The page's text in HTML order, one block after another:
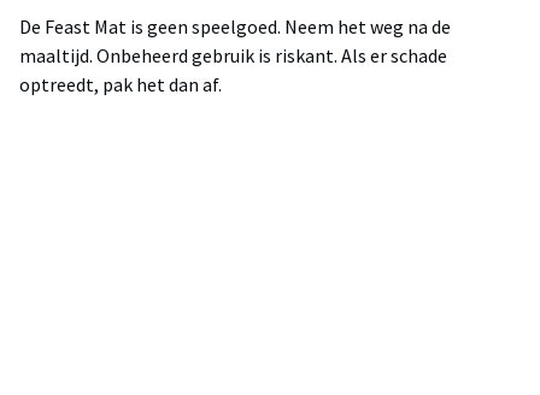
De Feast Mat is geen speelgoed. Neem het weg na de
maaltijd. Onbeheerd gebruik is riskant. Als er schade
optreedt, pak het dan af.